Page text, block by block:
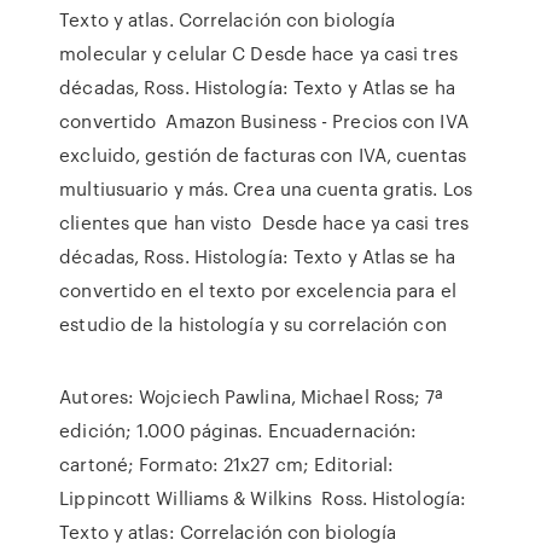
Texto y atlas. Correlación con biología
molecular y celular C Desde hace ya casi tres
décadas, Ross. Histología: Texto y Atlas se ha
convertido Amazon Business - Precios con IVA
excluido, gestión de facturas con IVA, cuentas
multiusuario y más. Crea una cuenta gratis. Los
clientes que han visto Desde hace ya casi tres
décadas, Ross. Histología: Texto y Atlas se ha
convertido en el texto por excelencia para el
estudio de la histología y su correlación con
Autores: Wojciech Pawlina, Michael Ross; 7ª
edición; 1.000 páginas. Encuadernación:
cartoné; Formato: 21x27 cm; Editorial:
Lippincott Williams & Wilkins Ross. Histología:
Texto y atlas: Correlación con biología